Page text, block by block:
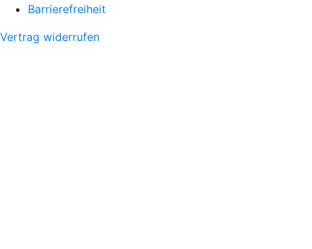
Barrierefreiheit
Vertrag widerrufen